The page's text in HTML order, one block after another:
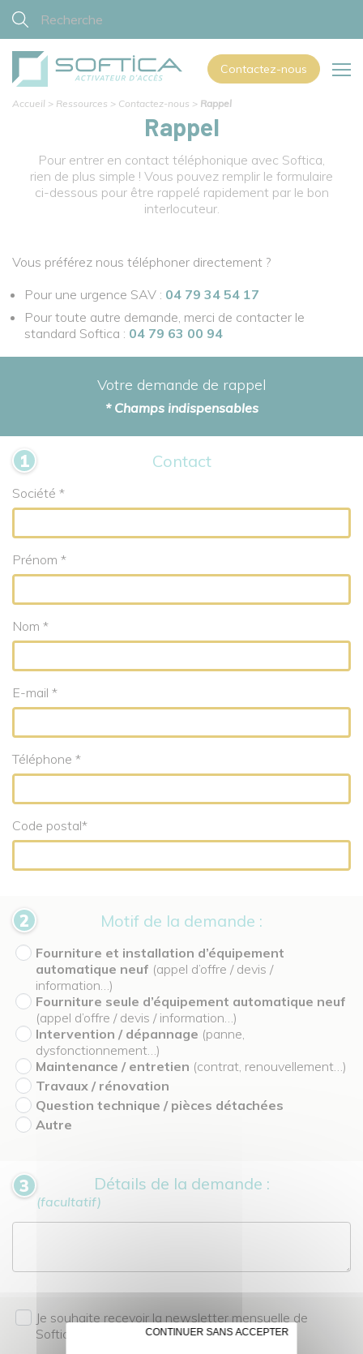
Contactez-nous
Accueil > Ressources > Contactez-nous > Rappel
Rappel
Pour entrer en contact téléphonique avec Softica,
rien de plus simple ! Vous pouvez remplir le formulaire
ci-dessous pour être rappelé rapidement par le bon
interlocuteur.
Vous préférez nous téléphoner directement ?
Pour une urgence SAV : 04 79 34 54 17
Pour toute autre demande, merci de contacter le
standard Softica : 04 79 63 00 94
Votre demande de rappel
* Champs indispensables
Contact
Société *
Prénom *
Nom *
E-mail *
Téléphone *
Code postal*
Motif de la demande :
Fourniture et installation d’équipement
automatique neuf (appel d’offre / devis /
information…)
Fourniture seule d’équipement automatique neuf
(appel d’offre / devis / information…)
Intervention / dépannage (panne,
dysfonctionnement…)
Maintenance / entretien (contrat, renouvellement…)
Travaux / rénovation
Question technique / pièces détachées
Autre
Détails de la demande :
(facultatif)
Je souhaite recevoir la newsletter mensuelle de
Softica
✗ CONTINUER SANS ACCEPTER